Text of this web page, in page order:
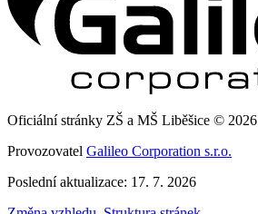
Oficiální stránky ZŠ a MŠ Liběšice © 2026
Provozovatel Galileo Corporation s.r.o.
Poslední aktualizace: 17. 7. 2026